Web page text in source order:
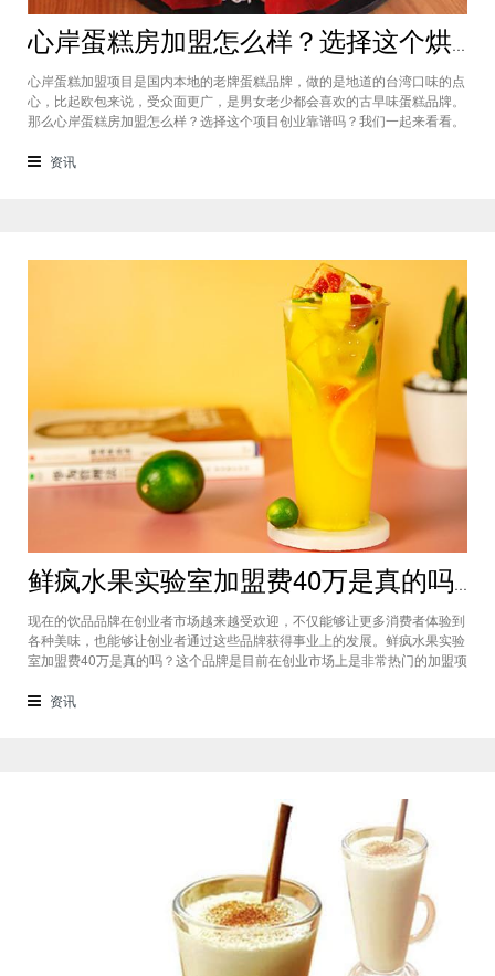
心岸蛋糕房加盟怎么样？选择这个烘焙品牌创业靠谱吗
心岸蛋糕加盟项目是国内本地的老牌蛋糕品牌，做的是地道的台湾口味的点
心，比起欧包来说，受众面更广，是男女老少都会喜欢的古早味蛋糕品牌。
那么心岸蛋糕房加盟怎么样？选择这个项目创业靠谱吗？我们一起来看看。
要不就是流行可颂，怎么还会有加盟商去加盟传统烘焙店呢？这您就有所不
资讯
鲜疯水果实验室加盟费40万是真的吗？根本没有传言中那么多！
现在的饮品品牌在创业者市场越来越受欢迎，不仅能够让更多消费者体验到
各种美味，也能够让创业者通过这些品牌获得事业上的发展。鲜疯水果实验
室加盟费40万是真的吗？这个品牌是目前在创业市场上是非常热门的加盟项
比较好的印象，比较低廉的鲜疯水果实验室加盟用也成为了众多创业者青睐
资讯